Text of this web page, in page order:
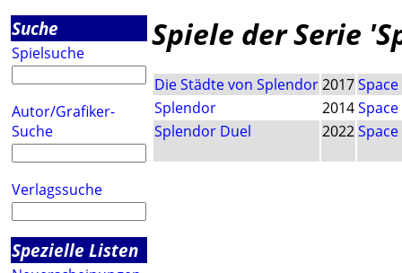
Suche
Spielsuche
Autor/Grafiker-
Suche
Verlagssuche
Spezielle Listen
Spiele der Serie
Die Städte von Splendor2017
Splendor
2014
Splendor Duel
2022